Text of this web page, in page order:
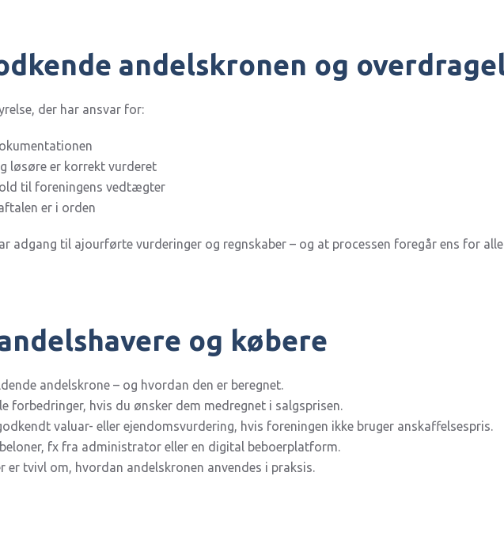
andelskronen og
der har ansvar for:
løsøre er korrekt vurderet
til foreningens vedtægter
er i orden
adgang til ajourførte vurderinger og regnskaber – og at processen foregår ens for
og købere
andelskrone – og hvordan den er beregnet.
forbedringer, hvis du ønsker dem medregnet i salgsprisen.
valuar- eller ejendomsvurdering, hvis foreningen ikke bruger anskaffelsespris.
fx fra administrator eller en digital beboerplatform.
er tvivl om, hvordan andelskronen anvendes i praksis.